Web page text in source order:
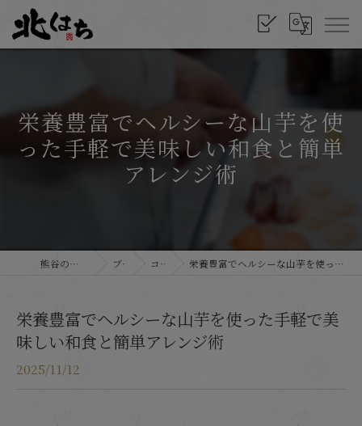
栄養豊富でヘルシーな山芋を使
った手軽で美味しい和食と簡単
アレンジ術
熊谷の和食なら北はち ブログ コラム 栄養豊富でヘルシーな山芋を使った手軽で美味しい和食と簡単アレンジ術
栄養豊富でヘルシーな山芋を使った手軽で美
味しい和食と簡単アレンジ術
2025/11/12